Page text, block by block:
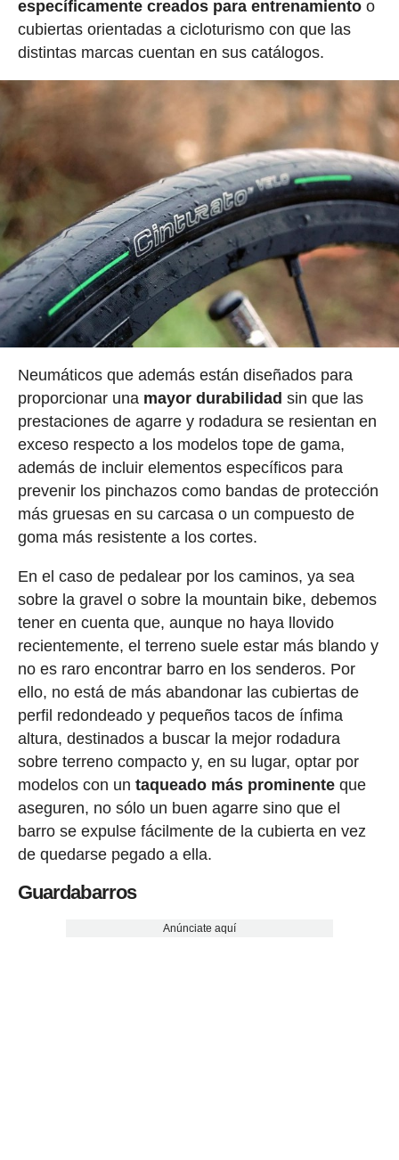
específicamente creados para entrenamientoo
cubiertas orientadas a cicloturismo con que las
distintas marcas cuentan en sus catálogos.
Neumáticos que además están diseñados para
proporcionar una mayor durabilidad sin que las
prestaciones de agarre y rodadura se resientan en
exceso respecto a los modelos tope de gama,
además de incluir elementos específicos para
prevenir los pinchazos como bandas de protección
más gruesas en su carcasa o un compuesto de
goma más resistente a los cortes.
En el caso de pedalear por los caminos, ya sea
sobre la gravel o sobre la mountain bike, debemos
tener en cuenta que, aunque no haya llovido
recientemente, el terreno suele estar más blando y
no es raro encontrar barro en los senderos. Por
ello, no está de más abandonar las cubiertas de
perfil redondeado y pequeños tacos de ínfima
altura, destinados a buscar la mejor rodadura
sobre terreno compacto y, en su lugar, optar por
modelos con un taqueado más prominenteque
aseguren, no sólo un buen agarre sino que el
barro se expulse fácilmente de la cubierta en vez
de quedarse pegado a ella.
Guardabarros
Anúnciate aquí